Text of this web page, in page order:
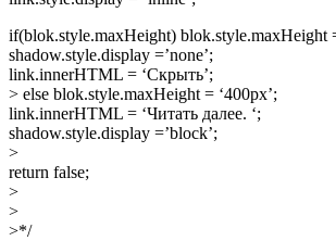
if(blok.style.maxHeight) blok.style.maxHeight
shadow.style.display =’none’;
link.innerHTML = ‘Скрыть’;
> else blok.style.maxHeight = ‘400px’;
link.innerHTML = ‘Читать далее. ‘;
shadow.style.display =’block’;
>
return false;
>
>
>*/